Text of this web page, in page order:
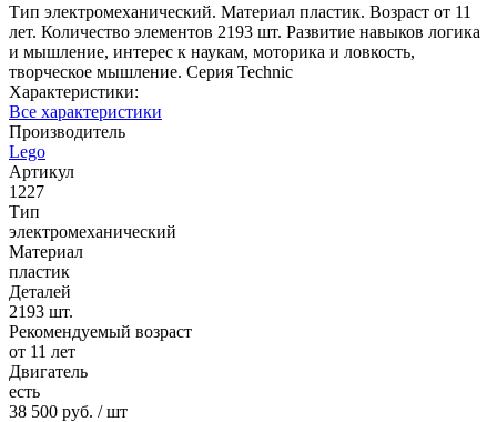
Тип электромеханический. Материал пластик. Возраст от 11
лет. Количество элементов 2193 шт. Развитие навыков логика
и мышление, интерес к наукам, моторика и ловкость,
творческое мышление. Серия Technic
Характеристики:
Все характеристики
Производитель
Lego
Артикул
1227
Тип
электромеханический
Материал
пластик
Деталей
2193 шт.
Рекомендуемый возраст
от 11 лет
Двигатель
есть
38 500 руб. / шт